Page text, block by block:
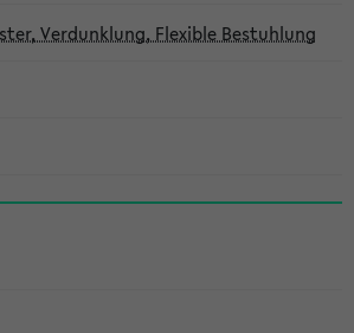
Verdunklung, Flexible Bestuhlung